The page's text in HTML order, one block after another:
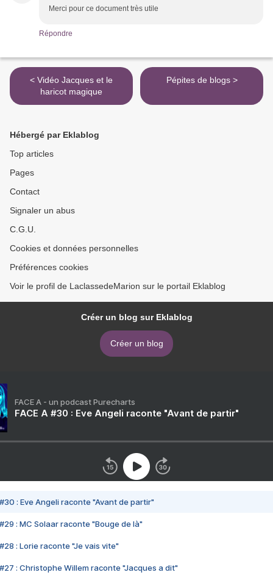
Merci pour ce document très utile
Répondre
< Vidéo Jacques et le
haricot magique
Pépites de blogs >
Hébergé par Eklablog
Top articles
Pages
Contact
Signaler un abus
C.G.U.
Cookies et données personnelles
Préférences cookies
Voir le profil de LaclassedeMarion sur le portail Eklablog
Créer un blog sur Eklablog
Créer un blog
FACE A - un podcast Purecharts
FACE A #30 : Eve Angeli raconte "Avant de partir"
#30 : Eve Angeli raconte "Avant de partir"
#29 : MC Solaar raconte "Bouge de là"
#28 : Lorie raconte "Je vais vite"
#27 : Christophe Willem raconte "Jacques a dit"